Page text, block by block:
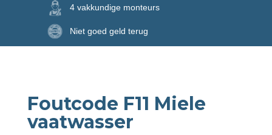
4 vakkundige monteurs
Niet goed geld terug
Foutcode F11 Miele
vaatwasser